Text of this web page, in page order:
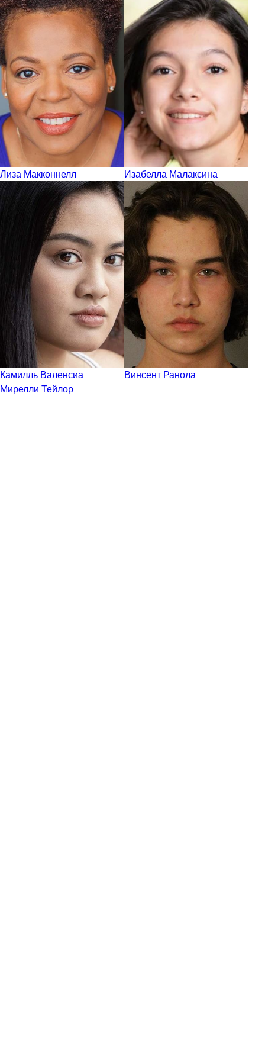
Лиза Макконнелл Изабелла Малаксина
Камилль Валенсиа
Винсент Ранола
Мирелли Тейлор